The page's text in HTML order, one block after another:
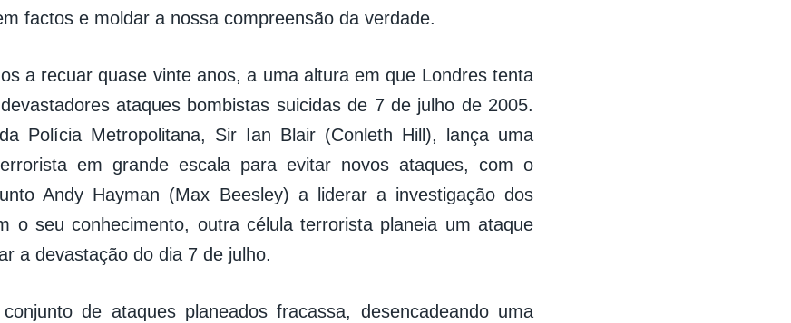
factos e moldar a nossa compreensão da verdade.
a recuar quase vinte anos, a uma altura em que Londres tenta
ataques bombistas suicidas de 7 de julho de 2005.
Polícia Metropolitana, Sir Ian Blair (Conleth Hill), lança uma
em grande escala para evitar novos ataques, com o
Andy Hayman (Max Beesley) a liderar a investigação dos
o seu conhecimento, outra célula terrorista planeia um ataque
a devastação do dia 7 de julho.
de ataques planeados fracassa, desencadeando uma